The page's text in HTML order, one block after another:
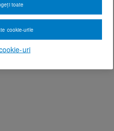
uri
toate
cookie-urile